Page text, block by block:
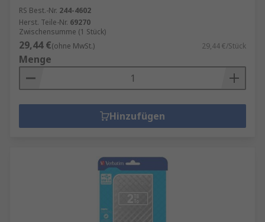
RS Best.-Nr. 244-4602
Herst. Teile-Nr. 69270
Zwischensumme (1 Stück)
29,44 €(ohne MwSt.) 29,44 €/Stück
Menge
Hinzufügen